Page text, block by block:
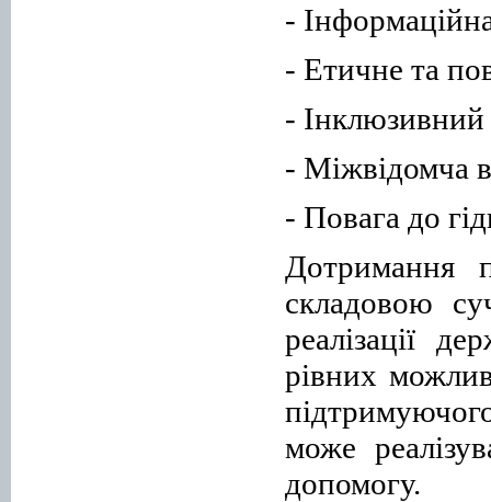
-
- Етичне та
- Інклюзивний
- Міжвідомча
- Повага до
Дотримання
складовою
реалізації
рівних
може
допомогу.